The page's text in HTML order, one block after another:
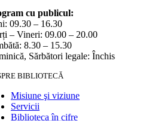
cu publicul:
09.30 – 16.30
– Vineri: 09.00 – 20.00
8.30 – 15.30
Sărbători legale: Închis
BIBLIOTECĂ
Misiune şi viziune
Servicii
Biblioteca în cifre